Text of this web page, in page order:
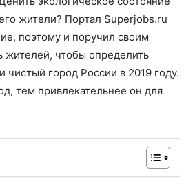
жители? Портал Superjobs.ru
поэтому и поручил своим
жителей, чтобы определить
чистый город России в 2019 году.
тем привлекательнее он для